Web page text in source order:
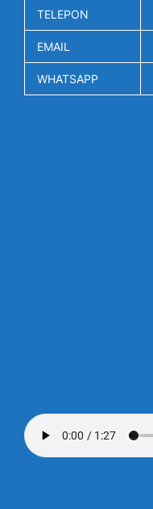
TELEPON
EMAIL
WHATSAPP